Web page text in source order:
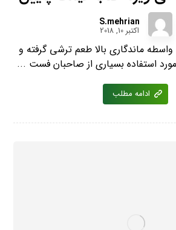
S.mehrian
اکتبر 10, 2018
ماندگاری بالا طعم ترشی گرفته و
استفاده بسیاری از صاحبان فست ...
ادامه مطلب